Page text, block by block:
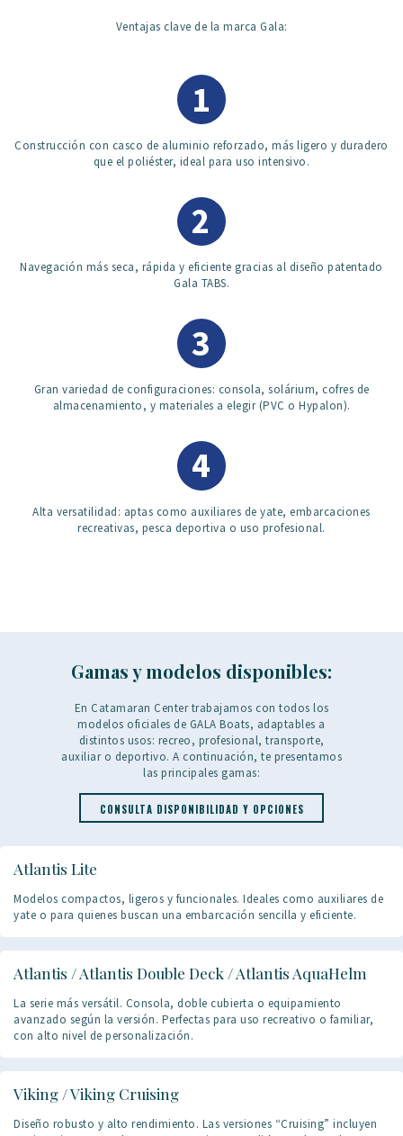
Ventajas clave de la marca Gala:
1
Construcción con casco de aluminio reforzado, más ligero y duradero
que el poliéster, ideal para uso intensivo.
2
Navegación más seca, rápida y eficiente gracias al diseño patentado
Gala TABS.
3
Gran variedad de configuraciones: consola, solárium, cofres de
almacenamiento, y materiales a elegir (PVC o Hypalon).
4
Alta versatilidad: aptas como auxiliares de yate, embarcaciones
recreativas, pesca deportiva o uso profesional.
Gamas y modelos disponibles:
En Catamaran Center trabajamos con todos los
modelos oficiales de GALA Boats, adaptables a
distintos usos: recreo, profesional, transporte,
auxiliar o deportivo. A continuación, te presentamos
las principales gamas:
CONSULTA DISPONIBILIDAD Y OPCIONES
Atlantis Lite
Modelos compactos, ligeros y funcionales. Ideales como auxiliares de
yate o para quienes buscan una embarcación sencilla y eficiente.
Atlantis / Atlantis Double Deck / Atlantis AquaHelm
La serie más versátil. Consola, doble cubierta o equipamiento
avanzado según la versión. Perfectas para uso recreativo o familiar,
con alto nivel de personalización.
Viking / Viking Cruising
Diseño robusto y alto rendimiento. Las versiones “Cruising” incluyen